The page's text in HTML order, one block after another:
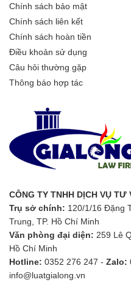
Chính sách bảo mật
Chính sách liên kết
Chính sách hoàn tiền
Điều khoản sử dụng
Câu hỏi thường gặp
Thông báo hợp tác
CÔNG TY TNHH DỊCH VỤ TƯ
Trụ sở chính: 120/1/16 Đặng
Trung, TP. Hồ Chí Minh
Văn phòng đại diện: 259 Lê
Hồ Chí Minh
Hotline: 0352 276 247 - Zalo:
info@luatgialong.vn